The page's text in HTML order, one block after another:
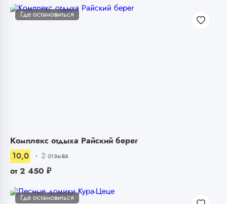
Где остановиться
Комплекс отдыха Райский берег
10,0
2 отзыва
от 2 450 ₽
Где остановиться